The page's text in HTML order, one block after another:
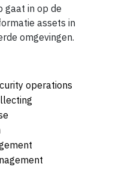
gaat in op de
assets in
omgevingen.
operations